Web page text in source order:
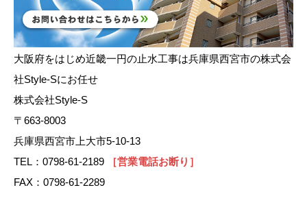
大阪府をはじめ近畿一円の止水工事は兵庫県西宮市の株式会
社Style-Sにお任せ
株式会社Style-S
〒663-8003
兵庫県西宮市上大市5-10-13
TEL：0798-61-2189
［営業電話お断り］
FAX：0798-61-2289